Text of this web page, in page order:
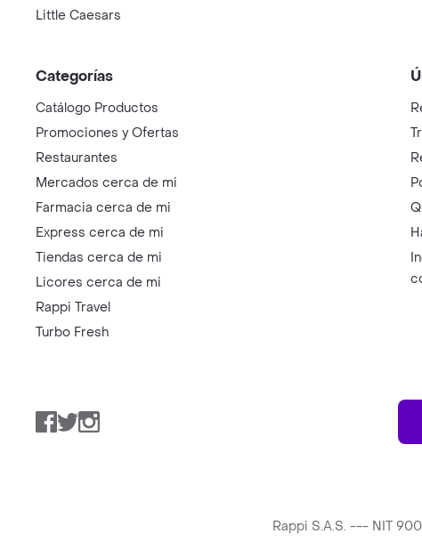
Little Caesars
Categorías
Catálogo Productos
Promociones y Ofertas
Restaurantes
Mercados cerca de mi
Farmacia cerca de mi
Express cerca de mi
Tiendas cerca de mi
Licores cerca de mi
Rappi Travel
Turbo Fresh
Facebook
TwitterInstagram
Rappi S.A.S. --- NIT